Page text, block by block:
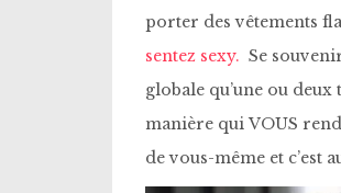
porter des vêtements
sentez sexy. Se
globale qu’une ou
manière qui VOUS
de vous-même et c’est